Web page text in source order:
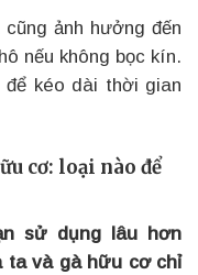
ảnh hưởng đến
nếu không bọc kín.
để kéo dài thời gian
cơ: loại nào để
sử dụng lâu hơn
ta và gà hữu cơ chỉ